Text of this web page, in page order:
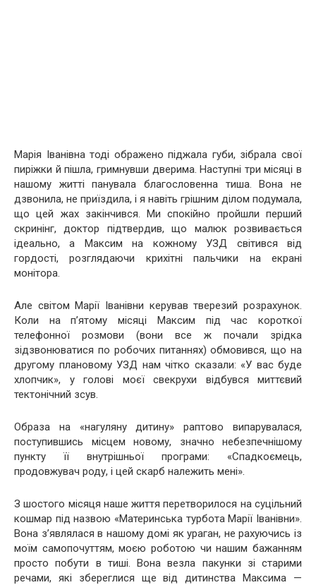
Марія Іванівна тоді ображено піджала губи, зібрала свої
пиріжки й пішла, гримнувши дверима. Наступні три місяці в
нашому житті панувала благословенна тиша. Вона не
дзвонила, не приїздила, і я навіть грішним ділом подумала,
що цей жах закінчився. Ми спокійно пройшли перший
скринінг, доктор підтвердив, що малюк розвивається
ідеально, а Максим на кожному УЗД світився від
гордості, розглядаючи крихітні пальчики на екрані
монітора.
Але світом Марії Іванівни керував тверезий розрахунок.
Коли на п’ятому місяці Максим під час короткої
телефонної розмови (вони все ж почали зрідка
зідзвонюватися по робочих питаннях) обмовився, що на
другому плановому УЗД нам чітко сказали: «У вас буде
хлопчик», у голові моєї свекрухи відбувся миттєвий
тектонічний зсув.
Образа на «нагуляну дитину» раптово випарувалася,
поступившись місцем новому, значно небезпечнішому
пункту її внутрішньої програми: «Спадкоємець,
продовжувач роду, і цей скарб належить мені».
З шостого місяця наше життя перетворилося на суцільний
кошмар під назвою «Материнська турбота Марії Іванівни».
Вона з’являлася в нашому домі як ураган, не рахуючись із
моїм самопочуттям, моєю роботою чи нашим бажанням
просто побути в тиші. Вона везла пакунки зі старими
речами, які збереглися ще від дитинства Максима —